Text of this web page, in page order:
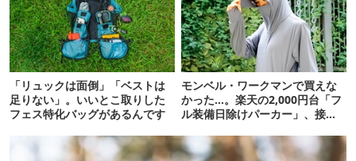
「リュックは面倒」「ベストは
足りない」。いいとこ取りした
フェス特化バッグがあるんです
モンベル・ワークマンで買えな
かった…。楽天の2,000円台「フ
ル装備日除けパーカー」、接触